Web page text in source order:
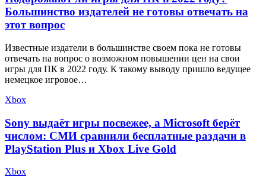
Большинство издателей не готовы отвечать на
этот вопрос
Известные издатели в большинстве своем пока не готовы
отвечать на вопрос о возможном повышении цен на свои
игры для ПК в 2022 году. К такому выводу пришло ведущее
немецкое игровое…
Xbox
Sony выдаёт игры посвежее, а Microsoft берёт
числом: СМИ сравнили бесплатные раздачи в
PlayStation Plus и Xbox Live Gold
Xbox